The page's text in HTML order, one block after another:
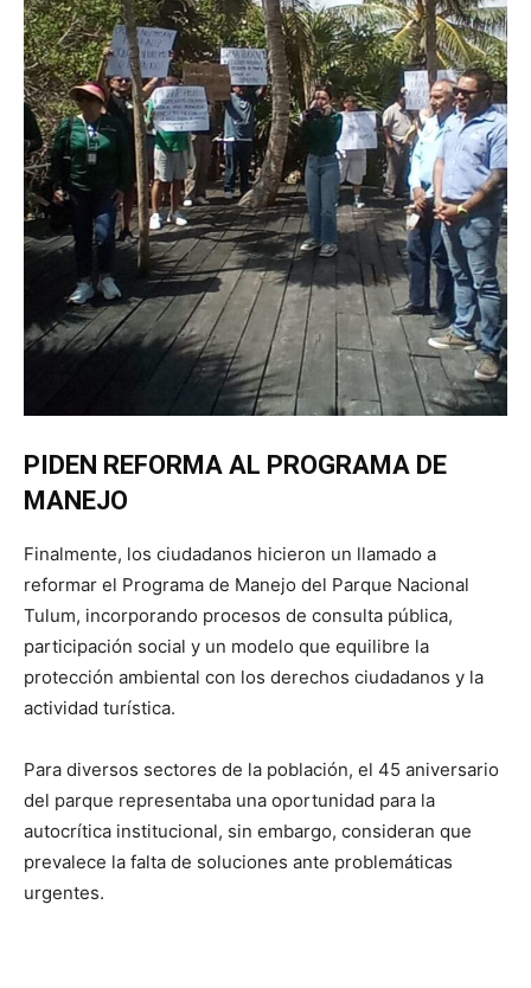
PIDEN REFORMA AL PROGRAMA DE
MANEJO
Finalmente, los ciudadanos hicieron un llamado a
reformar el Programa de Manejo del Parque Nacional
Tulum, incorporando procesos de consulta pública,
participación social y un modelo que equilibre la
protección ambiental con los derechos ciudadanos y la
actividad turística.
Para diversos sectores de la población, el 45 aniversario
del parque representaba una oportunidad para la
autocrítica institucional, sin embargo, consideran que
prevalece la falta de soluciones ante problemáticas
urgentes.